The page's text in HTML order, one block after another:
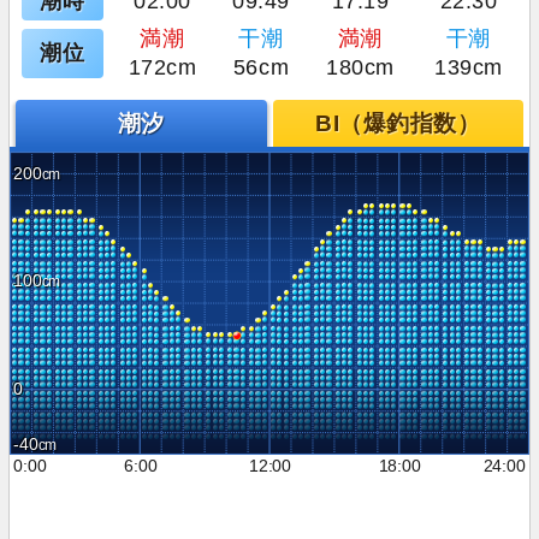
潮位
満潮 干潮 満潮
干潮
172cm
56cm 180cm 139cm
潮汐 BI（爆釣指数）
200
100
0
-40
0:00
6:00 12:00 18:00 24:00